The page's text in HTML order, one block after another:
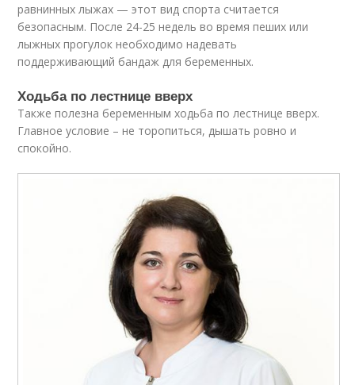
равнинных лыжах — этот вид спорта считается
безопасным. После 24-25 недель во время пеших или
лыжных прогулок необходимо надевать
поддерживающий бандаж для беременных.
Ходьба по лестнице вверх
Также полезна беременным ходьба по лестнице вверх.
Главное условие – не торопиться, дышать ровно и
спокойно.